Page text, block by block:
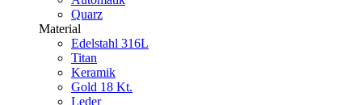
Quarz
Material
Edelstahl 316L
Titan
Keramik
Gold 18 Kt.
Leder